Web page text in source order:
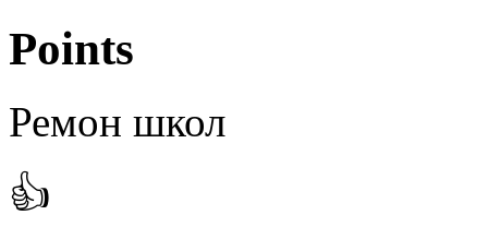
Points
Ремон школ
👍